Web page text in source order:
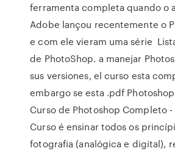
ferramenta completa quando o
Adobe lançou recentemente o
e com ele vieram uma série
de PhotoShop. a manejar
sus versiones, el curso esta
embargo se esta .pdf
Curso de Photoshop Completo
Curso é ensinar todos os
fotografia (analógica e digital),